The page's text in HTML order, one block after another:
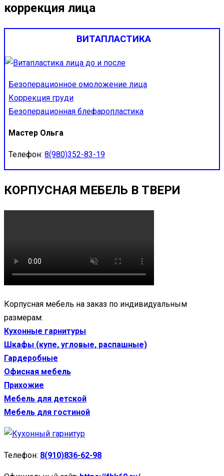
коррекция лица
ВИТАПЛАСТИКА
Безоперационное омоложение лица
Коррекция груди
Безоперационная блефаропластика
Мастер Ольга
Телефон: 8(980)352-83-19
КОРПУСНАЯ МЕБЕЛЬ В ТВЕРИ
Корпусная мебель на заказ по индивидуальным
размерам:
Кухонные гарнитуры
Шкафы (купе, угловые, распашные)
Гардеробные
Офисная мебель
Прихожие
Мебель для детской
Мебель для гостиной
Телефон: 8(910)836-62-98